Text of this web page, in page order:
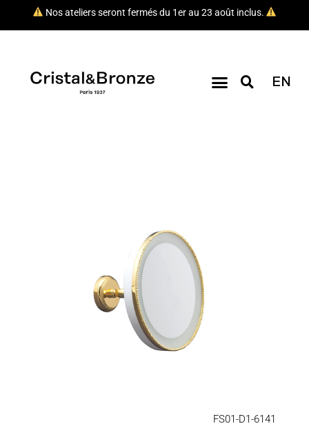
Nos ateliers seront fermés du 1er au 23 août inclus.
EN
FS01-D1-6141